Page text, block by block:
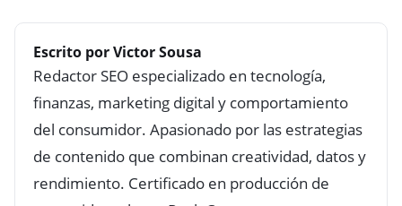
Escrito por Victor Sousa
Redactor SEO especializado en tecnología,
finanzas, marketing digital y comportamiento
del consumidor. Apasionado por las estrategias
de contenido que combinan creatividad, datos y
rendimiento. Certificado en producción de